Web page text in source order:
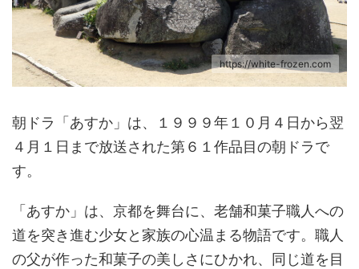
https://white-frozen.com
朝ドラ「あすか」は、１９９９年１０月４日から翌
４月１日まで放送された第６１作品目の朝ドラで
す。
「あすか」は、京都を舞台に、老舗和菓子職人への
道を突き進む少女と家族の心温まる物語です。職人
の父が作った和菓子の美しさにひかれ、同じ道を目